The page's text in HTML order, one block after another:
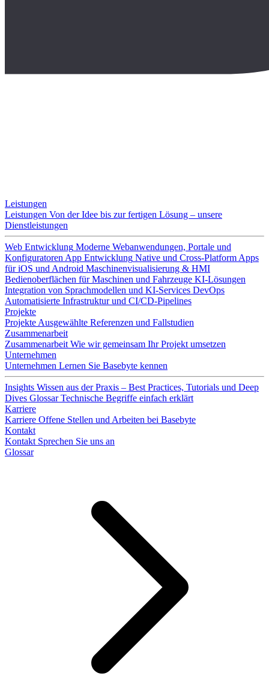
Leistungen
Leistungen Von der Idee bis zur fertigen Lösung – unsere
Dienstleistungen
Web Entwicklung Moderne Webanwendungen, Portale und
Konfiguratoren App Entwicklung Native und Cross-Platform Apps
für iOS und Android Maschinenvisualisierung & HMI
Bedienoberflächen für Maschinen und Fahrzeuge KI-Lösungen
Integration von Sprachmodellen und KI-Services DevOps
Automatisierte Infrastruktur und CI/CD-Pipelines
Projekte
Projekte Ausgewählte Referenzen und Fallstudien
Zusammenarbeit
Zusammenarbeit Wie wir gemeinsam Ihr Projekt umsetzen
Unternehmen
Unternehmen Lernen Sie Basebyte kennen
Insights Wissen aus der Praxis – Best Practices, Tutorials und Deep
Dives Glossar Technische Begriffe einfach erklärt
Karriere
Karriere Offene Stellen und Arbeiten bei Basebyte
Kontakt
Kontakt Sprechen Sie uns an
Glossar